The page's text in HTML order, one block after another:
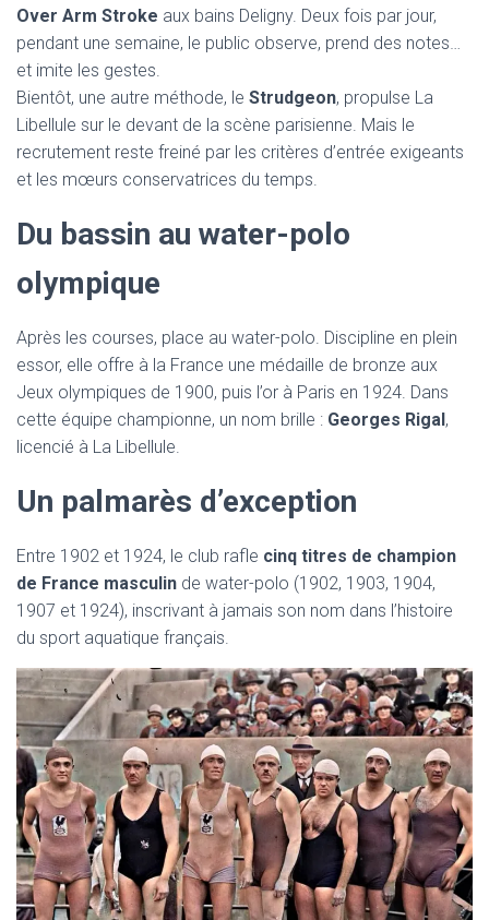
Over Arm Stroke aux bains Deligny. Deux fois par jour,
pendant une semaine, le public observe, prend des notes…
et imite les gestes.
Bientôt, une autre méthode, le Strudgeon, propulse La
Libellule sur le devant de la scène parisienne. Mais le
recrutement reste freiné par les critères d’entrée exigeants
et les mœurs conservatrices du temps.
Du bassin au water-polo
olympique
Après les courses, place au water-polo. Discipline en plein
essor, elle offre à la France une médaille de bronze aux
Jeux olympiques de 1900, puis l’or à Paris en 1924. Dans
cette équipe championne, un nom brille : Georges Rigal,
licencié à La Libellule.
Un palmarès d’exception
Entre 1902 et 1924, le club rafle cinq titres de champion
de France masculin de water-polo (1902, 1903, 1904,
1907 et 1924), inscrivant à jamais son nom dans l’histoire
du sport aquatique français.